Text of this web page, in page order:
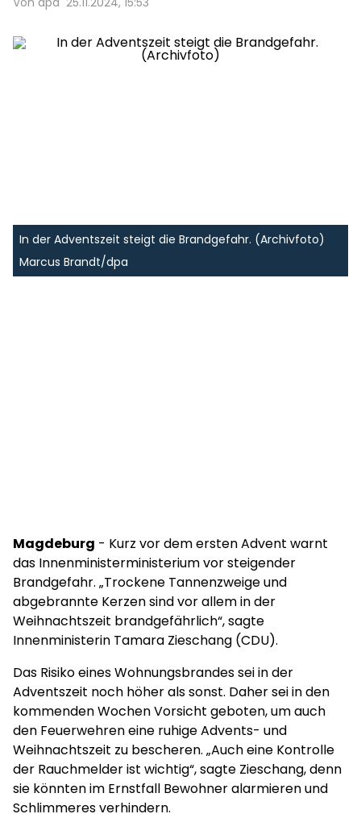
In der Adventszeit steigt die Brandgefahr. (Archivfoto)
Marcus Brandt/dpa
Magdeburg - Kurz vor dem ersten Advent warnt
das Innenministerministerium vor steigender
Brandgefahr. „Trockene Tannenzweige und
abgebrannte Kerzen sind vor allem in der
Weihnachtszeit brandgefährlich“, sagte
Innenministerin Tamara Zieschang (CDU).
Das Risiko eines Wohnungsbrandes sei in der
Adventszeit noch höher als sonst. Daher sei in den
kommenden Wochen Vorsicht geboten, um auch
den Feuerwehren eine ruhige Advents- und
Weihnachtszeit zu bescheren. „Auch eine Kontrolle
der Rauchmelder ist wichtig“, sagte Zieschang, denn
sie könnten im Ernstfall Bewohner alarmieren und
Schlimmeres verhindern.